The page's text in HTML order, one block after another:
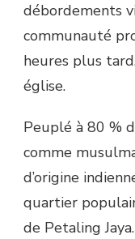
débordements
communauté
heures plus
église.
Peuplé à 80 %
comme
d’origine
quartier
de Petaling